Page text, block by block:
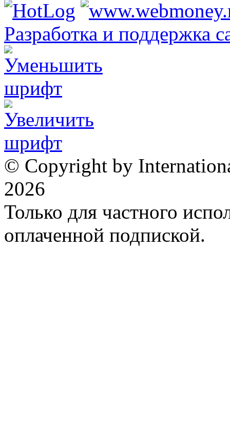
Разработка и поддержка
© Copyright by
2026
Только для частного
оплаченной подпиской.